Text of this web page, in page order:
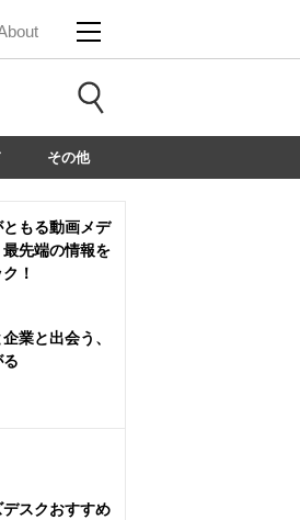
その他
もる動画メデ
最先端の情報を
！
業と出会う、
デスクおすすめ